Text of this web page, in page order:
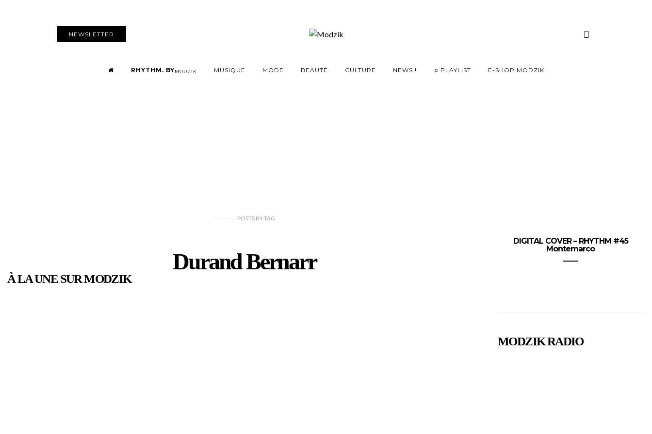
NEWSLETTER
RHYTHM. BYMODZIK MUSIQUE MODE BEAUTÉ CULTURE NEWS ! ♫ PLAYLIST E-SHOP MODZIK
POSTS BYTAG
Durand Bernarr
À LA UNE SUR MODZIK
DIGITAL COVER – RHYTHM #45
Montemarco
MODZIK RADIO